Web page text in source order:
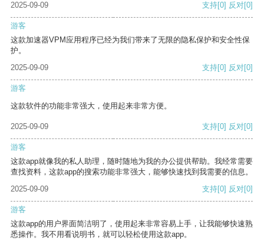
2025-09-09
支持[0] 反对[0]
游客
这款加速器VPM应用程序已经为我们带来了无限的隐私保护和安全性保
护。
2025-09-09
支持[0] 反对[0]
游客
这款软件的功能非常强大，使用起来非常方便。
2025-09-09 支持[0] 反对[0]
游客
这款app就像我的私人助理，随时随地为我的办公提供帮助。我经常需要
查找资料，这款app的搜索功能非常强大，能够快速找到我需要的信息。
2025-09-09
支持[0] 反对[0]
游客
这款app的用户界面简洁明了，使用起来非常容易上手，让我能够快速熟
悉操作。我不用看说明书，就可以轻松使用这款app。